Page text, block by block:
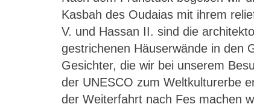
Kasbah des Oudaias mit ihrem
V. und Hassan II. sind die
gestrichenen Häuserwände in den
Gesichter, die wir bei unserem
der UNESCO zum Weltkulturerbe
der Weiterfahrt nach Fes machen